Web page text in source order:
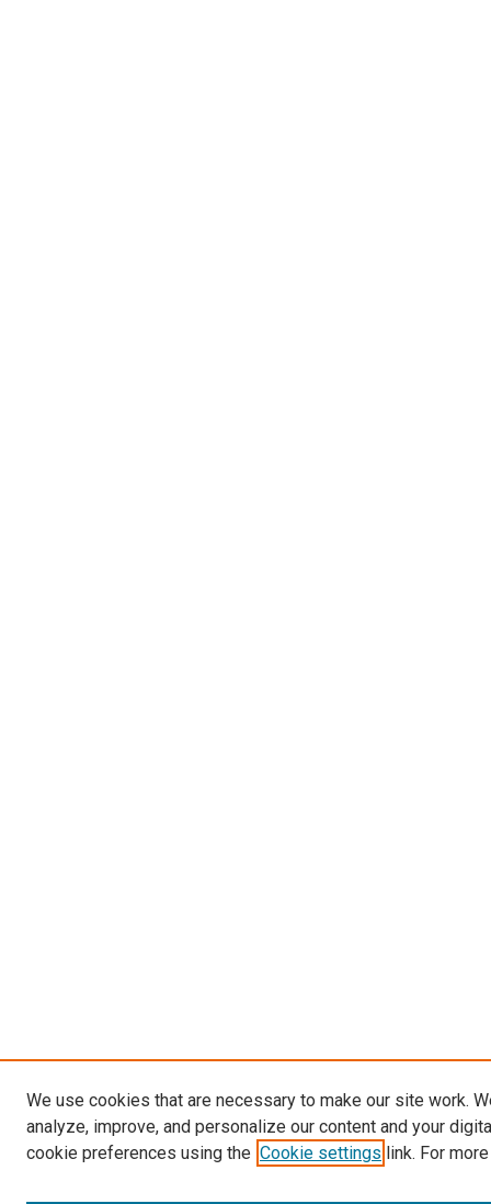
We use cookies that are necessary to make our site work.
analyze, improve, and personalize our content and your
cookie preferences using the Cookie settings link. For